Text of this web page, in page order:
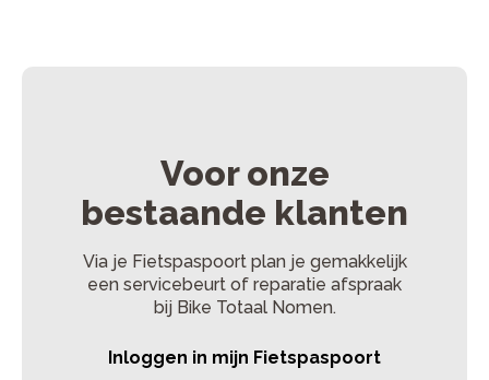
Voor onze
bestaande klanten
Via je Fietspaspoort plan je gemakkelijk
een servicebeurt of reparatie afspraak
bij Bike Totaal Nomen.
Inloggen in mijn Fietspaspoort